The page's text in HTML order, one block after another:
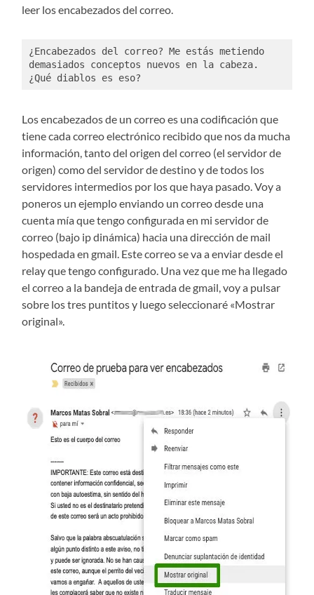
leer los encabezados del correo.
¿Encabezados del correo? Me estás metiendo
demasiados conceptos nuevos en la cabeza.
¿Qué diablos es eso?
Los encabezados de un correo es una codificación que
tiene cada correo electrónico recibido que nos da mucha
información, tanto del origen del correo (el servidor de
origen) como del servidor de destino y de todos los
servidores intermedios por los que haya pasado. Voy a
poneros un ejemplo enviando un correo desde una
cuenta mía que tengo configurada en mi servidor de
correo (bajo ip dinámica) hacia una dirección de mail
hospedada en gmail. Este correo se va a enviar desde el
relay que tengo configurado. Una vez que me ha llegado
el correo a la bandeja de entrada de gmail, voy a pulsar
sobre los tres puntitos y luego seleccionaré «Mostrar
original».